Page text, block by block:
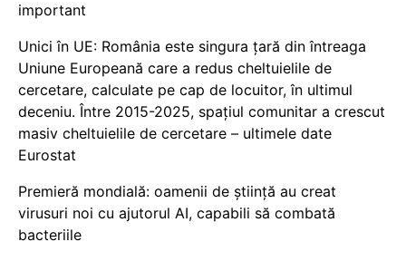
important
Unici în UE: România este singura țară din întreaga
Uniune Europeană care a redus cheltuielile de
cercetare, calculate pe cap de locuitor, în ultimul
deceniu. Între 2015-2025, spațiul comunitar a crescut
masiv cheltuielile de cercetare – ultimele date
Eurostat
Premieră mondială: oamenii de știință au creat
virusuri noi cu ajutorul AI, capabili să combată
bacteriile